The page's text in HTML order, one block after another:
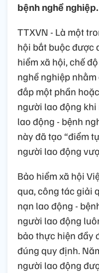
bệnh nghề nghiệp.
TTXVN - Là một
hội bắt buộc được
hiểm xã hội, chế
nghề nghiệp
đắp một phần
người lao động
lao động - bệnh
này đã tạo “điểm
người lao động
Bảo hiểm xã hội
qua, công tác giải
nạn lao động -
người lao động
bảo thực hiện đầy
đúng quy định.
người lao động